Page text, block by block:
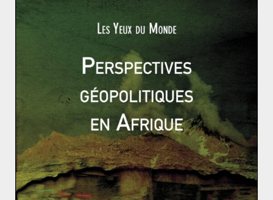
a validé la résolution 2334 réclamant l’arrêt de